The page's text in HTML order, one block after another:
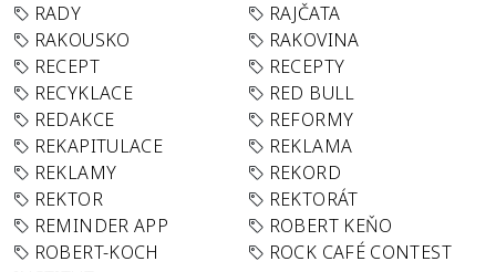
RADY
RAJČATA
RAKOUSKO
RAKOVINA
RECEPT
RECEPTY
RECYKLACE
RED BULL
REDAKCE
REFORMY
REKAPITULACE
REKLAMA
REKLAMY
REKORD
REKTOR
REKTORÁT
REMINDER APP
ROBERT KEŇO
ROBERT-KOCH
ROCK CAFÉ CONTEST